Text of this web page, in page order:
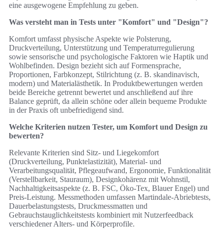
eine ausgewogene Empfehlung zu geben.
Was versteht man in Tests unter "Komfort" und "Design"?
Komfort umfasst physische Aspekte wie Polsterung,
Druckverteilung, Unterstützung und Temperaturregulierung
sowie sensorische und psychologische Faktoren wie Haptik und
Wohlbefinden. Design bezieht sich auf Formensprache,
Proportionen, Farbkonzept, Stilrichtung (z. B. skandinavisch,
modern) und Materialästhetik. In Produktbewertungen werden
beide Bereiche getrennt bewertet und anschließend auf ihre
Balance geprüft, da allein schöne oder allein bequeme Produkte
in der Praxis oft unbefriedigend sind.
Welche Kriterien nutzen Tester, um Komfort und Design zu
bewerten?
Relevante Kriterien sind Sitz- und Liegekomfort
(Druckverteilung, Punktelastizität), Material- und
Verarbeitungsqualität, Pflegeaufwand, Ergonomie, Funktionalität
(Verstellbarkeit, Stauraum), Designkohärenz mit Wohnstil,
Nachhaltigkeitsaspekte (z. B. FSC, Öko‑Tex, Blauer Engel) und
Preis‑Leistung. Messmethoden umfassen Martindale-Abriebtests,
Dauerbelastungstests, Druckmessmatten und
Gebrauchstauglichkeitstests kombiniert mit Nutzerfeedback
verschiedener Alters- und Körperprofile.